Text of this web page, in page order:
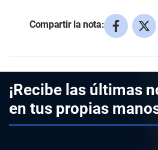
Compartir la nota:
¡Recibe las últimas
en tus propias